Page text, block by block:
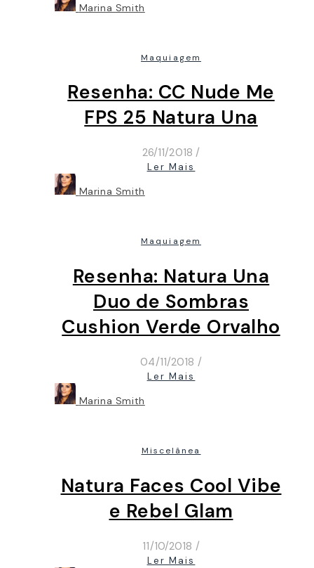
Marina Smith
Maquiagem
Resenha: CC Nude Me
FPS 25 Natura Una
26/11/2018 /
Ler Mais
Marina Smith
Maquiagem
Resenha: Natura Una
Duo de Sombras
Cushion Verde Orvalho
04/11/2018 /
Ler Mais
Marina Smith
Miscelânea
Natura Faces Cool Vibe
e Rebel Glam
11/10/2018 /
Ler Mais